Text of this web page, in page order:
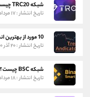
شبکه TRC20 چیست؟
تاریخ انتشار : ۱۷ مرداد ۱۴۰۰
10 مورد از بهترین اندیکاتورهای تشخیص روند
تاریخ انتشار : ۲۰ آذر ۱۴۰۰
شبکه BSC چیست؟
تاریخ انتشار : ۱۸ مرداد ۱۴۰۰